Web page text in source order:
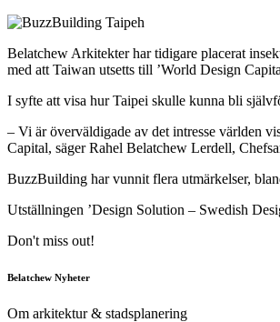
Belatchew Arkitekter har tidigare placerat
med att Taiwan utsetts till ’World Design
I syfte att visa hur Taipei skulle kunna bli
– Vi är överväldigade av det intresse världen
Capital, säger Rahel Belatchew Lerdell,
BuzzBuilding har vunnit flera utmärkelser,
Utställningen ’Design Solution – Swedish
Don't miss out!
Belatchew Nyheter
Om arkitektur & stadsplanering